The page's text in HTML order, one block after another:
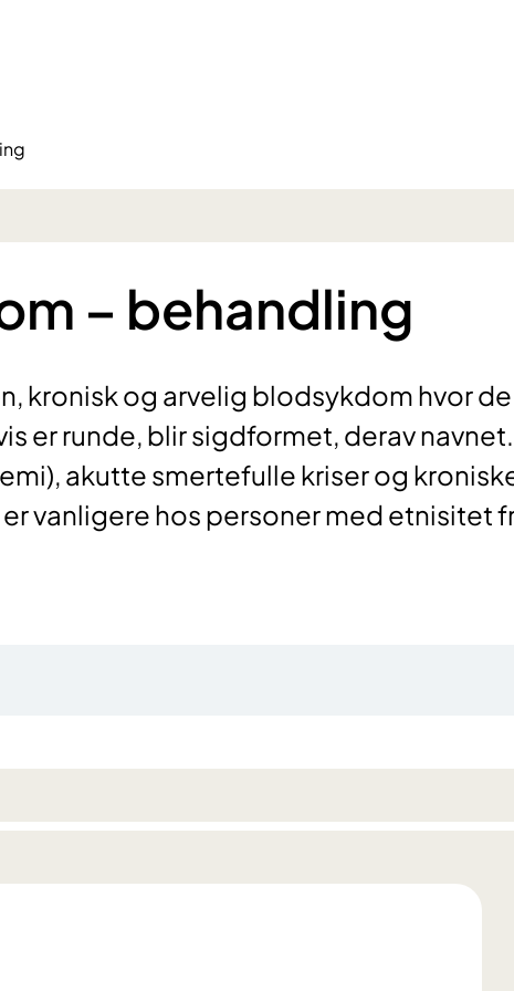
– behandling
kronisk og arvelig blodsykdom hvor de
er runde, blir sigdformet, derav navnet.
akutte smertefulle kriser og
vanligere hos personer med etnisitet